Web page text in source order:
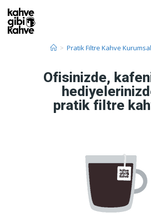
> Pratik Filtre Kahve
Ofisinizde,
pratik filtre